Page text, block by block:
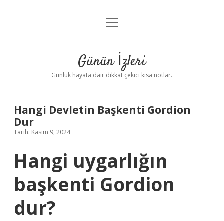
Anasayfa
Yasal Uyarı
menüyü
Günün İzleri
Günlük hayata dair dikkat çekici kısa notlar.
Hangi Devletin Başkenti Gordion
Dur
Tarih: Kasım 9, 2024
Hangi uygarlığın
başkenti Gordion
dur?